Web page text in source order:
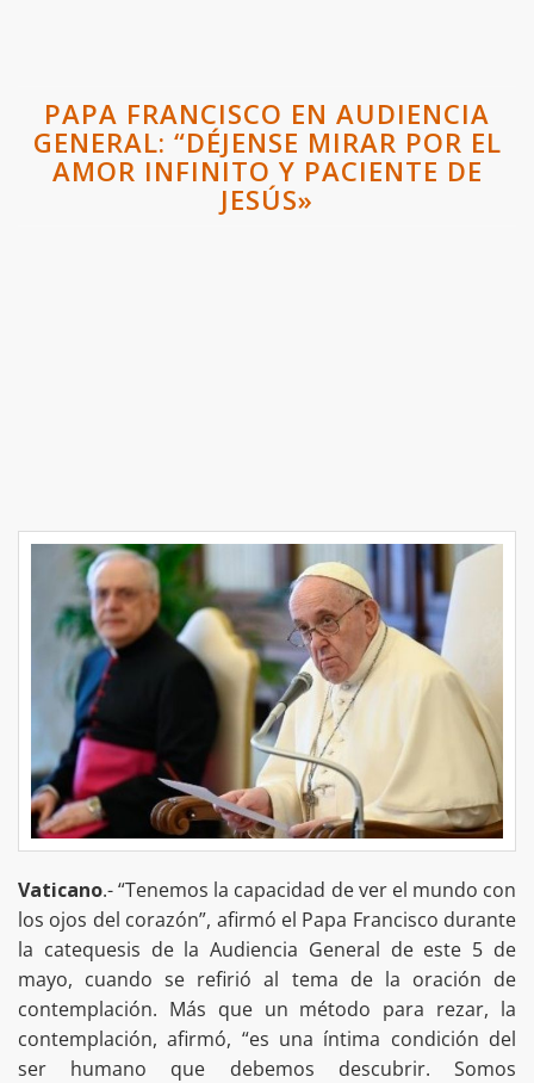
PAPA FRANCISCO EN AUDIENCIA
GENERAL: “DÉJENSE MIRAR POR EL
AMOR INFINITO Y PACIENTE DE
JESÚS»
Vaticano.- “Tenemos la capacidad de ver el mundo con
los ojos del corazón”, afirmó el Papa Francisco durante
la catequesis de la Audiencia General de este 5 de
mayo, cuando se refirió al tema de la oración de
contemplación. Más que un método para rezar, la
contemplación, afirmó, “es una íntima condición del
ser humano que debemos descubrir. Somos